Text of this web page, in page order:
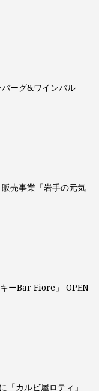
ーグ&ワインバル
売事業「岩手の元気
ーBar Fiore」 OPEN
「カルビ屋ロティ」